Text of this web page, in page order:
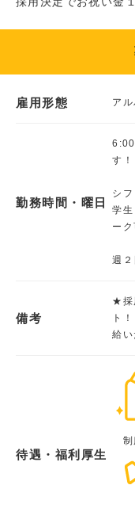
雇用形態 アル
勤務時間・曜日
す！
シフ
学
ーク
週２
備考
★採
ト
給い
待遇・福利厚生